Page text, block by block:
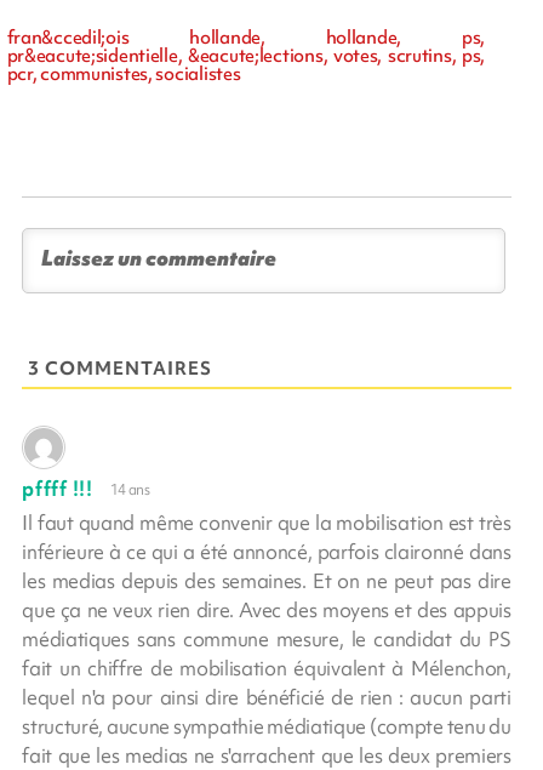
fran&ccedil;ois hollande, hollande, ps,
pr&eacute;sidentielle, &eacute;lections, votes, scrutins, ps,
pcr, communistes, socialistes
3 COMMENTAIRES
pffff !!! 14 ans
Il faut quand même convenir que la mobilisation est très
inférieure à ce qui a été annoncé, parfois claironné dans
les medias depuis des semaines. Et on ne peut pas dire
que ça ne veux rien dire. Avec des moyens et des appuis
médiatiques sans commune mesure, le candidat du PS
fait un chiffre de mobilisation équivalent à Mélenchon,
lequel n'a pour ainsi dire bénéficié de rien : aucun parti
structuré, aucune sympathie médiatique (compte tenu du
fait que les medias ne s'arrachent que les deux premiers